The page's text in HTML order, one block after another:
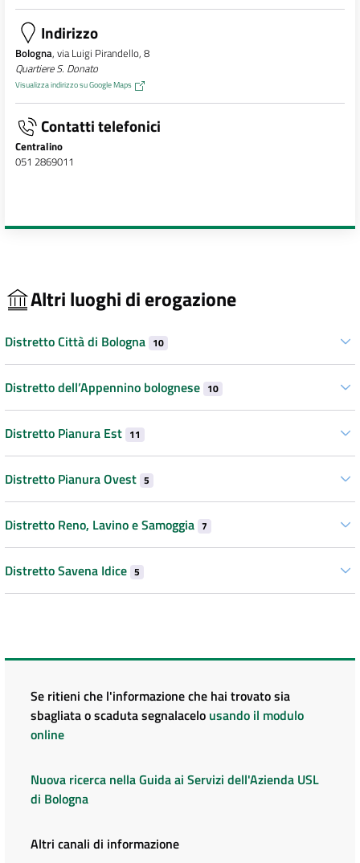
Indirizzo
Bologna, via Luigi Pirandello, 8
Quartiere S. Donato
Visualizza indirizzo su Google Maps
Contatti telefonici
Centralino
051 2869011
Altri luoghi di erogazione
Distretto Città di Bologna 10
Distretto dell’Appennino bolognese 10
Distretto Pianura Est 11
Distretto Pianura Ovest 5
Distretto Reno, Lavino e Samoggia 7
Distretto Savena Idice 5
Se ritieni che l'informazione che hai trovato sia
sbagliata o scaduta segnalacelo usando il modulo
online
Nuova ricerca nella Guida ai Servizi dell'Azienda USL
di Bologna
Altri canali di informazione